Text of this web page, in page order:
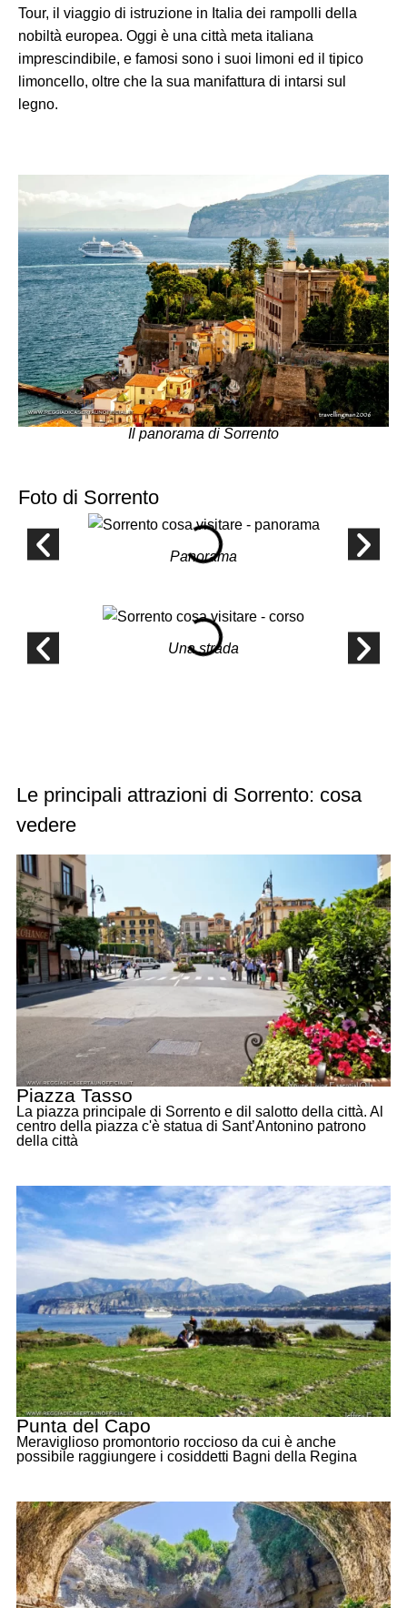
Tour, il viaggio di istruzione in Italia dei rampolli della
nobiltà europea. Oggi è una città meta italiana
imprescindibile, e famosi sono i suoi limoni ed il tipico
limoncello, oltre che la sua manifattura di intarsi sul
legno.
Il panorama di Sorrento
Foto di Sorrento
Panorama
Una strada
Le principali attrazioni di Sorrento: cosa
vedere
Piazza Tasso
La piazza principale di Sorrento e dil salotto della città. Al
centro della piazza c'è statua di Sant’Antonino patrono
della città
Punta del Capo
Meraviglioso promontorio roccioso da cui è anche
possibile raggiungere i cosiddetti Bagni della Regina